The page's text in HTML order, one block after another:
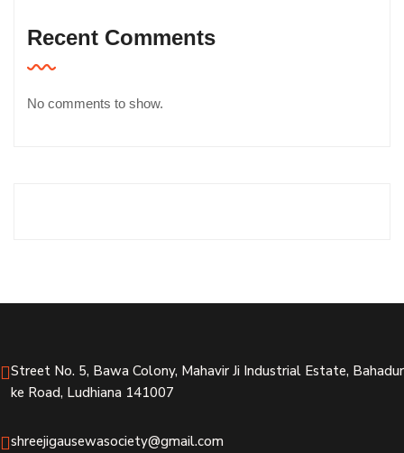
Recent Comments
No comments to show.
Street No. 5, Bawa Colony, Mahavir Ji Industrial Estate, Bahadur
ke Road, Ludhiana 141007
shreejigausewasociety@gmail.com